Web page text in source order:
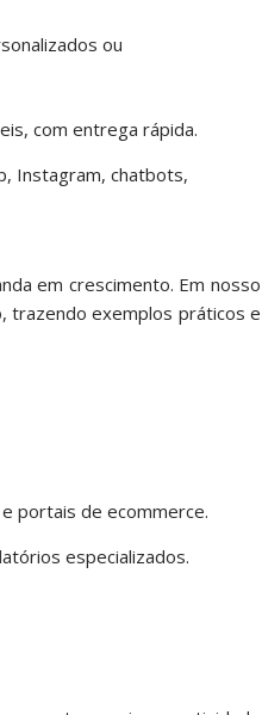
ou
com entrega rápida.
Instagram, chatbots,
em crescimento. Em nosso
trazendo exemplos práticos e
portais de ecommerce.
especializados.